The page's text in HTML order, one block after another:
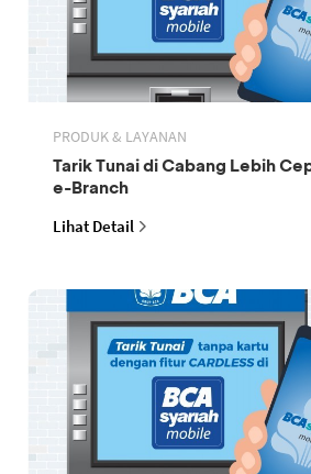
PRODUK & LAYANAN
Tarik Tunai di Cabang Lebih
e-Branch
Lihat Detail